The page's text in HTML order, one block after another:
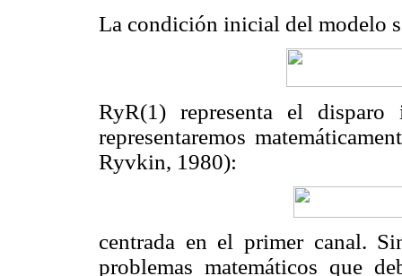
La condición inicial del modelo
RyR(1) representa el
representaremos
Ryvkin, 1980):
centrada en el primer canal.
problemas matemáticos que